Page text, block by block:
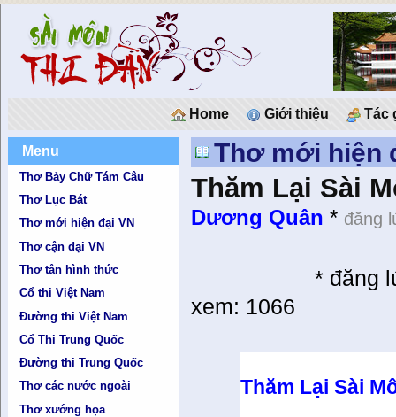
Home Giới thiệu Tác
Menu
Thơ Bảy Chữ Tám Câu
Thơ Lục Bát
Thơ mới hiện đại VN
Thơ cận đại VN
Thơ tân hình thức
Cổ thi Việt Nam
Đường thi Việt Nam
Cổ Thi Trung Quốc
Đường thi Trung Quốc
Thơ các nước ngoài
Thơ xướng họa
Thơ mới hiện
Thăm Lại Sài
Dương Quân * đăng
* đăng
xem: 1066
Thăm Lại Sài